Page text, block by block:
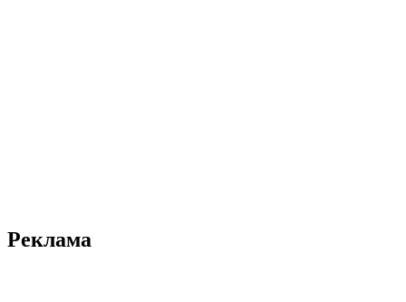
Реклама